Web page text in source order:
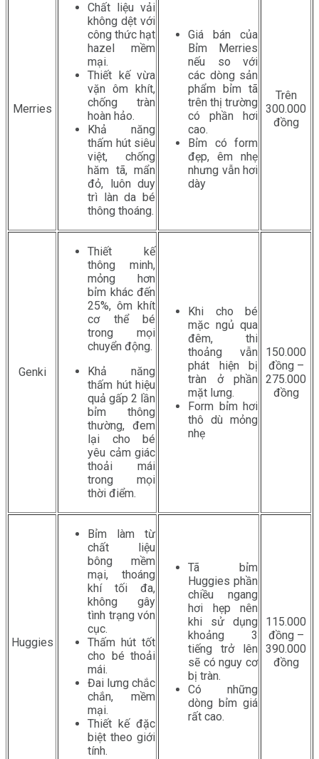
Merries
Chất liệu vải
không dệt với
công thức hạt
hazel mềm
mại.
Thiết kế vừa
vặn ôm khít,
chống tràn
hoàn hảo.
Khả năng
thấm hút siêu
việt, chống
hăm tã, mẩn
đỏ, luôn duy
trì làn da bé
thông thoáng.
Giá bán của
Bỉm Merries
nếu so với
các dòng sản
phẩm bỉm tã
trên thị trường
có phần hơi
cao.
Bỉm có form
đẹp, êm nhẹ
nhưng vẫn hơi
dày
Trên
300.000
đồng
Genki
Thiết kế
thông minh,
mỏng hơn
bỉm khác đến
25%, ôm khít
cơ thể bé
trong mọi
chuyển động.
Khả năng
thấm hút hiệu
quả gấp 2 lần
bỉm thông
thường, đem
lại cho bé
yêu cảm giác
thoải mái
trong mọi
thời điểm.
Khi cho bé
mặc ngủ qua
đêm, thi
thoảng vẫn
phát hiện bị
tràn ở phần
mặt lưng.
Form bỉm hơi
thô dù mỏng
nhẹ
150.000
đồng –
275.000
đồng
Huggies
Bỉm làm từ
chất liệu
bông mềm
mại, thoáng
khí tối đa,
không gây
tình trạng vón
cục.
Thấm hút tốt
cho bé thoải
mái.
Đai lưng chắc
chắn, mềm
mại.
Thiết kế đặc
biệt theo giới
tính.
Tã bỉm
Huggies phần
chiều ngang
hơi hẹp nên
khi sử dụng
khoảng 3
tiếng trở lên
sẽ có nguy cơ
bị tràn.
Có những
dòng bỉm giá
rất cao.
115.000
đồng –
390.000
đồng